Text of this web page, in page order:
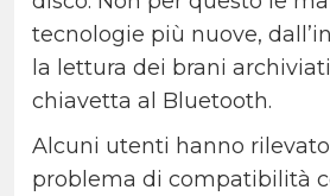
tecnologie più nuove,
la lettura dei brani
chiavetta al Bluetooth.
Alcuni utenti hanno
problema di compatibilità